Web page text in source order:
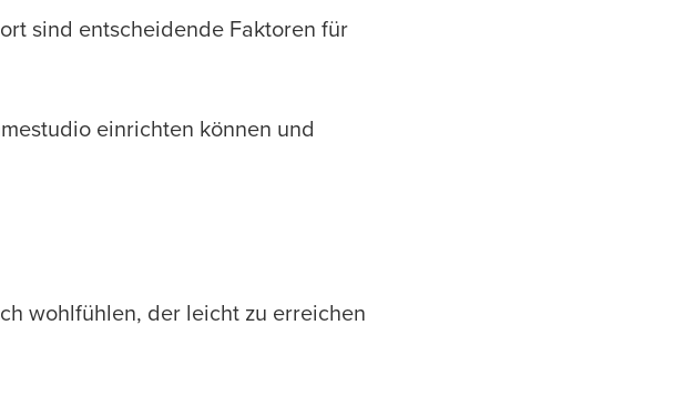
sind entscheidende Faktoren für
einrichten können und
wohlfühlen, der leicht zu erreichen